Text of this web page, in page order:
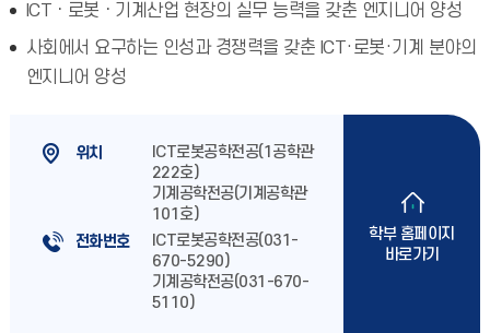
ICTㆍ로봇ㆍ기계산업 현장의 실무 능력을 갖춘 엔지니어 양성
사회에서 요구하는 인성과 경쟁력을 갖춘 ICT·로봇·기계 분야의
엔지니어 양성
위치
ICT로봇공학전공(1공학관
222호)
기계공학전공(기계공학관
101호)
전화번호
ICT로봇공학전공(031-
670-5290)
기계공학전공(031-670-
5110)
학부 홈페이지
바로가기